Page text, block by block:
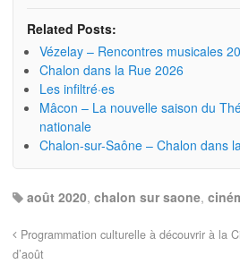
Related Posts:
Vézelay – Rencontres musicales
Chalon dans la Rue 2026
Les infiltré·es
Mâcon – La nouvelle saison du
nationale
Chalon-sur-Saône – Chalon dans
août 2020, chalon sur saone,
Programmation culturelle à découvrir à la
d’août